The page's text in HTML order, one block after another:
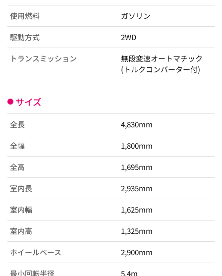
使用燃料 ガソリン
駆動方式 2WD
トランスミッション
無段変速オートマチック
(トルクコンバーター付)
サイズ
全長 4,830mm
全幅 1,800mm
全高 1,695mm
室内長 2,935mm
室内幅 1,625mm
室内高 1,325mm
ホイールベース 2,900mm
最小回転半径 5.4m